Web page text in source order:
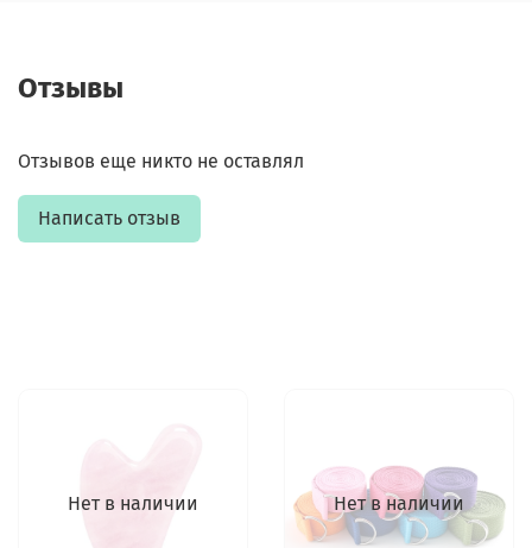
Отзывы
Отзывов еще никто не оставлял
Написать отзыв
Нет в наличии Нет в наличии